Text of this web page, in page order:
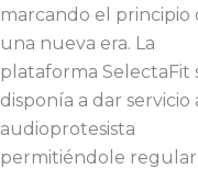
marcando el principio
una nueva era. La
plataforma SelectaFit
disponía a dar servicio
audioprotesista
permitiéndole